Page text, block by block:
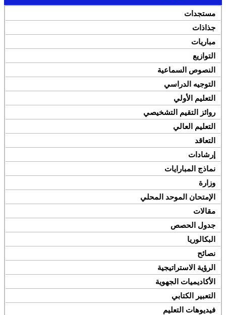
مستجدات
جذاذات
مباريات
التوازيع
النصوص السماعية
التوجيه الدراسي
التعليم الأولي
روائز التقيم التشخيصي
التعليم العالي
التعاقد
إرشادات
نماذج المبارايات
وزارة
الإمتحان الموحد المحلي
مقالات
جدول الحصص
البكالوريا
نصائح
الرؤية الاستراتيجية
الأكاديميات الجهوية
التعبير الكتابي
فيديوهات التعليم